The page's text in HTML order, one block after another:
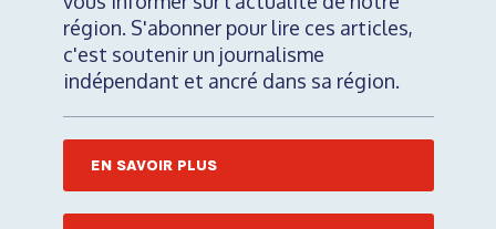
région. S'abonner pour lire ces articles,
c'est soutenir un journalisme
indépendant et ancré dans sa région.
EN SAVOIR PLUS